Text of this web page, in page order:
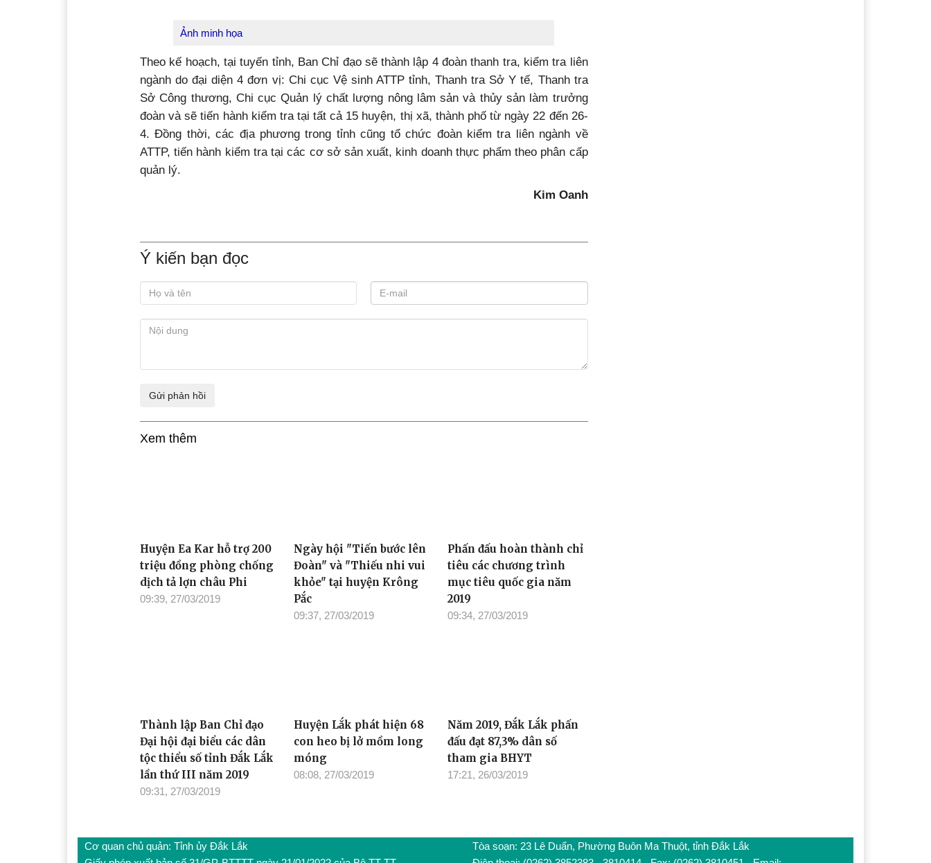
Ảnh minh họa
Theo kế hoạch, tại tuyến tỉnh, Ban Chỉ đạo sẽ thành lập 4 đoàn thanh tra, kiểm tra liên
ngành do đại diện 4 đơn vị: Chi cục Vệ sinh ATTP tỉnh, Thanh tra Sở Y tế, Thanh tra
Sở Công thương, Chi cục Quản lý chất lượng nông lâm sản và thủy sản làm trưởng
đoàn và sẽ tiến hành kiểm tra tại tất cả 15 huyện, thị xã, thành phố từ ngày 22 đến 26-
4. Đồng thời, các địa phương trong tỉnh cũng tổ chức đoàn kiểm tra liên ngành về
ATTP, tiến hành kiểm tra tại các cơ sở sản xuất, kinh doanh thực phẩm theo phân cấp
quản lý.
Kim Oanh
Ý kiến bạn đọc
Xem thêm
Huyện Ea Kar hỗ trợ 200
triệu đồng phòng chống
dịch tả lợn châu Phi
09:39, 27/03/2019
Ngày hội "Tiến bước lên
Đoàn" và "Thiếu nhi vui
khỏe" tại huyện Krông
Pắc
09:37, 27/03/2019
Phấn đấu hoàn thành chỉ
tiêu các chương trình
mục tiêu quốc gia năm
2019
09:34, 27/03/2019
Thành lập Ban Chỉ đạo
Đại hội đại biểu các dân
tộc thiểu số tỉnh Đắk Lắk
lần thứ III năm 2019
09:31, 27/03/2019
Huyện Lắk phát hiện 68
con heo bị lở mồm long
móng
08:08, 27/03/2019
Năm 2019, Đắk Lắk phấn
đấu đạt 87,3% dân số
tham gia BHYT
17:21, 26/03/2019
Cơ quan chủ quản: Tỉnh ủy Đắk Lắk
Tòa soạn: 23 Lê Duẩn, Phường Buôn Ma Thuột, tỉnh Đắk Lắk